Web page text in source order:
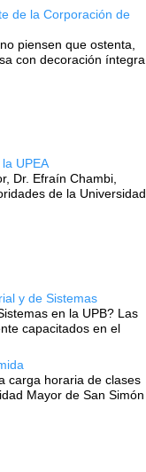
de la Corporación de
piensen que ostenta,
con decoración íntegra
UPEA
Dr. Efraín Chambi,
de la Universidad
y de Sistemas
en la UPB? Las
capacitados en el
carga horaria de clases
Mayor de San Simón